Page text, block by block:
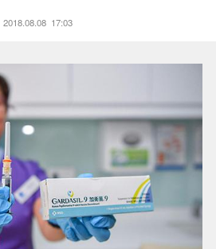
2018.08.08 17:03